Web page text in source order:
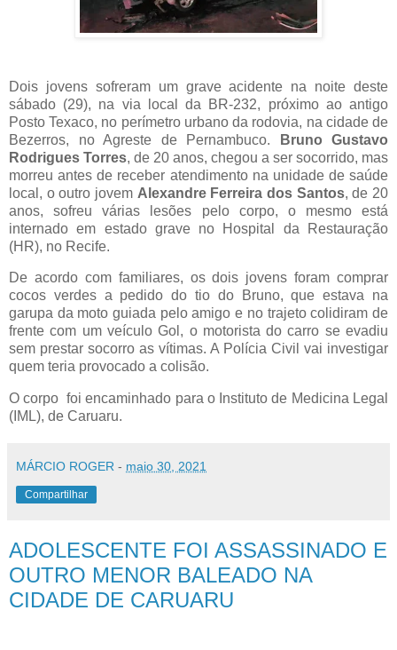
Dois jovens sofreram um grave acidente na noite deste
sábado (29), na via local da BR-232, próximo ao antigo
Posto Texaco, no perímetro urbano da rodovia, na cidade de
Bezerros, no Agreste de Pernambuco.
Bruno Gustavo
Rodrigues Torres, de 20 anos, chegou a ser socorrido, mas
morreu antes de receber atendimento na unidade de saúde
local, o outro jovem Alexandre Ferreira dos Santos, de 20
anos, sofreu várias lesões pelo corpo, o mesmo está
internado em estado grave no Hospital da Restauração
(HR), no Recife.
De acordo com familiares, os dois jovens foram comprar
cocos verdes a pedido do tio do Bruno, que estava na
garupa da moto guiada pelo amigo e no trajeto colidiram de
frente com um veículo Gol, o motorista do carro se evadiu
sem prestar socorro as vítimas. A Polícia Civil vai investigar
quem teria provocado a colisão.
O corpo foi encaminhado para o Instituto de Medicina Legal
(IML), de Caruaru.
MÁRCIO ROGER - maio 30, 2021
Compartilhar
ADOLESCENTE FOI ASSASSINADO E
OUTRO MENOR BALEADO NA
CIDADE DE CARUARU